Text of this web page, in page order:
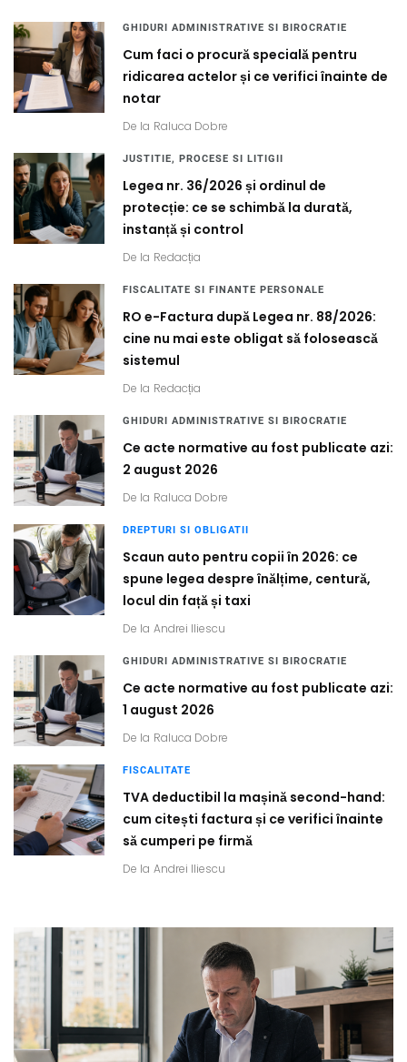
GHIDURI ADMINISTRATIVE SI BIROCRATIE
Cum faci o procură specială pentru
ridicarea actelor și ce verifici înainte de
notar
De la Raluca Dobre
JUSTITIE, PROCESE SI LITIGII
Legea nr. 36/2026 și ordinul de
protecție: ce se schimbă la durată,
instanță și control
De la Redacția
FISCALITATE SI FINANTE PERSONALE
RO e-Factura după Legea nr. 88/2026:
cine nu mai este obligat să folosească
sistemul
De la Redacția
GHIDURI ADMINISTRATIVE SI BIROCRATIE
Ce acte normative au fost publicate azi:
2 august 2026
De la Raluca Dobre
DREPTURI SI OBLIGATII
Scaun auto pentru copii în 2026: ce
spune legea despre înălțime, centură,
locul din față și taxi
De la Andrei Iliescu
GHIDURI ADMINISTRATIVE SI BIROCRATIE
Ce acte normative au fost publicate azi:
1 august 2026
De la Raluca Dobre
FISCALITATE
TVA deductibil la mașină second-hand:
cum citești factura și ce verifici înainte
să cumperi pe firmă
De la Andrei Iliescu